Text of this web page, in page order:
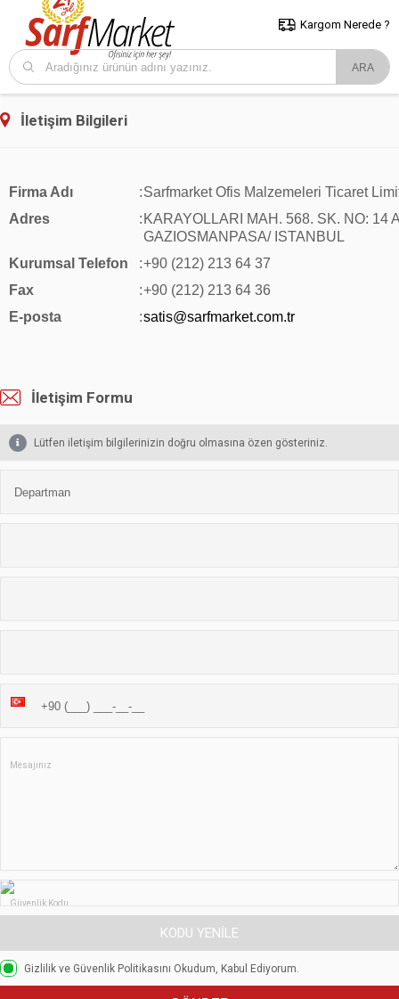
5000 TL ve Üzeri Alışverişlerde İstanbul İçi Kargo Bedava!
ve Trakya İçin Tıklayın..
Kargom Nerede ?
İletişim Bilgileri
Firma Adı :Sarfmarket Ofis Malzemeleri Ticaret
Adres
: KARAYOLLARI MAH. 568. SK. NO: 14
GAZIOSMANPASA/ ISTANBUL
Kurumsal Telefon
:+90 (212) 213 64 37
Fax
:+90 (212) 213 64 36
E-posta
:satis@sarfmarket.com.tr
İletişim Formu
Lütfen iletişim bilgilerinizin doğru olmasına özen gösteriniz.
Telefonunuz
Mesajınız
Güvenlik Kodu
KODU YENILE
Gizlilik ve Güvenlik Politikasını Okudum, Kabul Ediyorum.